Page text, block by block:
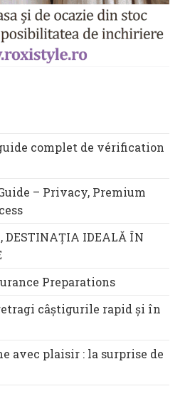
complet de vérification
– Privacy, Premium
DESTINAȚIA IDEALĂ ÎN
Preparations
câștigurile rapid și în
avec plaisir : la surprise de